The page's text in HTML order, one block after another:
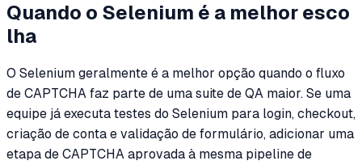
Quando o Selenium é a melhor esco
lha
O Selenium geralmente é a melhor opção quando o fluxo
de CAPTCHA faz parte de uma suite de QA maior. Se uma
equipe já executa testes do Selenium para login, checkout,
criação de conta e validação de formulário, adicionar uma
etapa de CAPTCHA aprovada à mesma pipeline de